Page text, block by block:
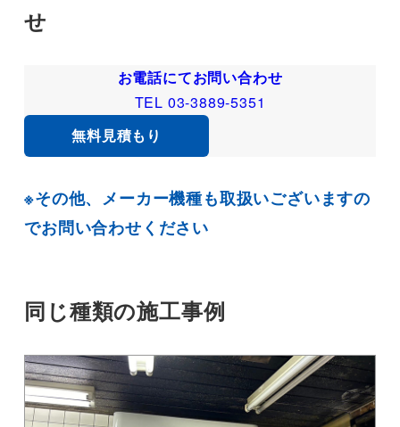
せ
お電話にてお問い合わせ
TEL 03-3889-5351
無料見積もり
※その他、メーカー機種も取扱いございますの
でお問い合わせください
同じ種類の施工事例